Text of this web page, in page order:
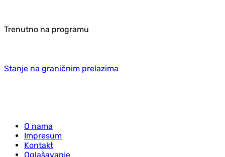
Trenutno na programu
Stanje na graničnim prelazima
O nama
Impresum
Kontakt
Oglašavanje